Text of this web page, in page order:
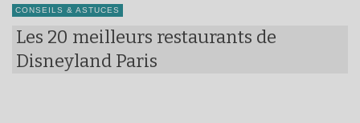
CONSEILS & ASTUCES
Les 20 meilleurs restaurants de
Disneyland Paris